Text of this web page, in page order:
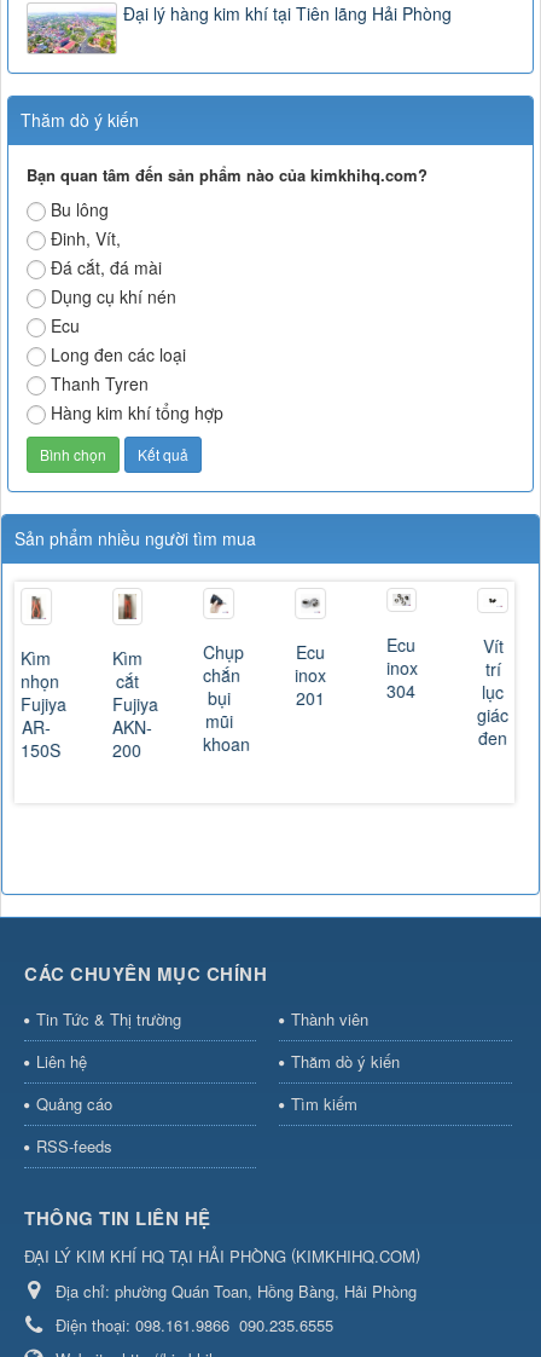
Đại lý hàng kim khí tại Tiên lãng Hải Phòng
Thăm dò ý kiến
Bạn quan tâm đến sản phẩm nào của kimkhihq.com?
Bu lông
Đinh, Vít,
Đá cắt, đá mài
Dụng cụ khí nén
Ecu
Long đen các loại
Thanh Tyren
Hàng kim khí tổng hợp
Sản phẩm nhiều người tìm mua
Kìm
nhọn
Fujiya
AR-
150S
Kìm
cắt
Fujiya
AKN-
200
Chụp
chắn
bụi
mũi
khoan
Ecu
inox
201
Ecu
inox
304
Vít
trí
lục
giác
đen
CÁC CHUYÊN MỤC CHÍNH
Tin Tức & Thị trường
Thành viên
Liên hệ
Thăm dò ý kiến
Quảng cáo
Tìm kiếm
RSS-feeds
THÔNG TIN LIÊN HỆ
ĐẠI LÝ KIM KHÍ HQ TẠI HẢI PHÒNG (KIMKHIHQ.COM)
Địa chỉ: phường Quán Toan, Hồng Bàng, Hải Phòng
Điện thoại: 098.161.9866 090.235.6555